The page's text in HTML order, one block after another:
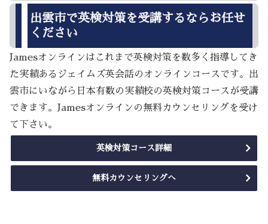
出雲市で英検対策を受講するならお任せ
ください
Jamesオンラインはこれまで英検対策を数多く指導してき
た実績あるジェイムズ英会話のオンラインコースです。出
雲市にいながら日本有数の実績校の英検対策コースが受講
できます。Jamesオンラインの無料カウンセリングを受け
て下さい。
英検対策コース詳細
無料カウンセリングへ